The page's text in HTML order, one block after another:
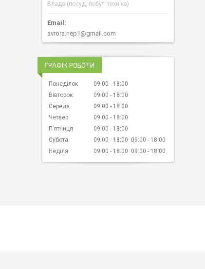
Влада (посуд, побут. техніка)
avrora.nep1@gmail.com
ГРАФІК РОБОТИ
Понеділок 09:00
18:00
Вівторок
09:00
18:00
Середа
09:00
18:00
Четвер
09:00
18:00
Пʼятниця
09:00
18:00
Субота
09:00 18:00 09:00
18:00
Неділя
09:00 18:00 09:00 18:00